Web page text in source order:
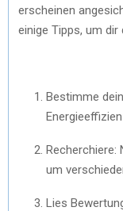
erscheinen
einige Tipps, um dir
Bestimme
Recherchiere:
um
Lies